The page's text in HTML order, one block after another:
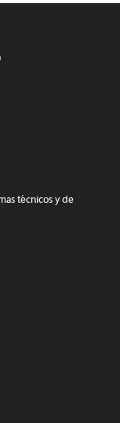
técnicos y de